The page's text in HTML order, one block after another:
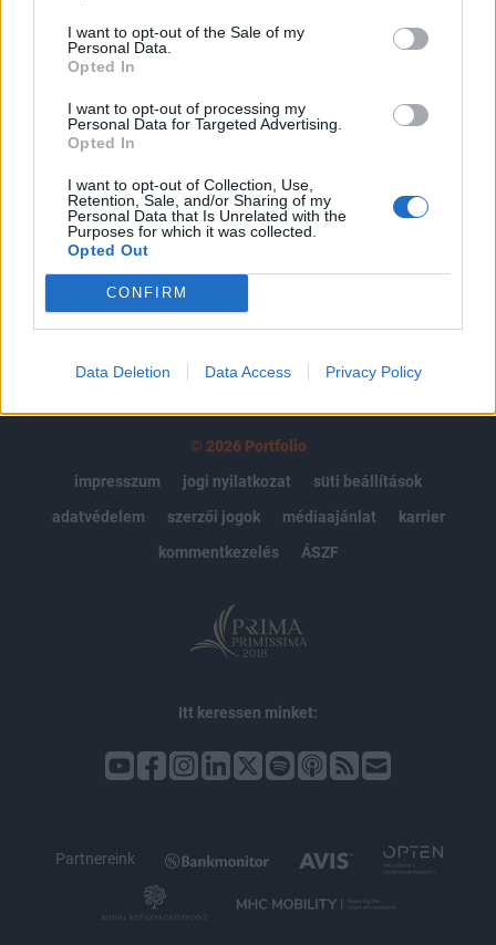
I want to opt-out of the Sale of my
Personal Data.
Opted In
I want to opt-out of processing my
Personal Data for Targeted Advertising.
Opted In
I want to opt-out of Collection, Use,
Retention, Sale, and/or Sharing of my
Personal Data that Is Unrelated with the
Purposes for which it was collected.
Opted Out
CONFIRM
Data Deletion Data Access Privacy Policy
Az előfizetés a következőket tartalmazza:
Portfolio.hu teljes cikkarchívum
Kötéslisták: BÉT elmúlt 2 év napon belüli
kötéslistái
Előfizetés
MÁR ELŐFIZETŐNK VAGY?BEJELENTKEZÉS
© 2026 Portfolio
impresszum
jogi nyilatkozat
süti beállítások
adatvédelem
szerzői jogok médiaajánlat
karrier
kommentkezelés
ÁSZF
Itt keressen minket:
Partnereink